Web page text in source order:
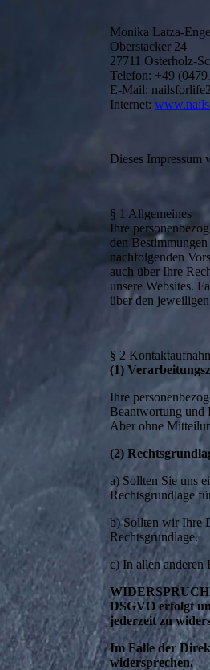
Monika Latza-
Oberstacker 24
27711 Osterholz-
Telefon: +49
E-Mail:
Internet:
Dieses Impressum
§ 1 Allgemeines
Ihre
den
nachfolgenden
auch über Ihre
unsere Websites.
über den
§ 2
(1)
Ihre
Beantwortung und
Aber ohne
(2)
a) Sollten Sie uns
Rechtsgrundlage
b) Sollten wir Ihre
Rechtsgrundlage.
c) In allen anderen
DSGVO erfolgt
jederzeit zu
Im Falle der
widersprechen.